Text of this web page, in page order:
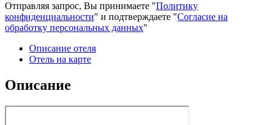
Отправляя запрос, Вы принимаете "Политику
конфиденциальности" и подтверждаете "Согласие на
обработку персональных данных"
Описание отеля
Отель на карте
Описание